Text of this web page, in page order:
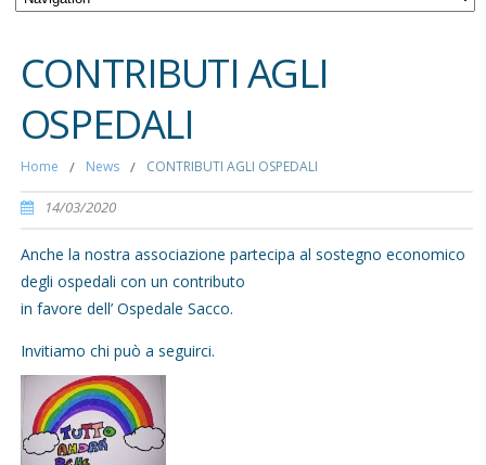
CONTRIBUTI AGLI
OSPEDALI
Home / News / CONTRIBUTI AGLI OSPEDALI
14/03/2020
Anche la nostra associazione partecipa al sostegno economico
degli ospedali con un contributo
in favore dell’ Ospedale Sacco.
Invitiamo chi può a seguirci.